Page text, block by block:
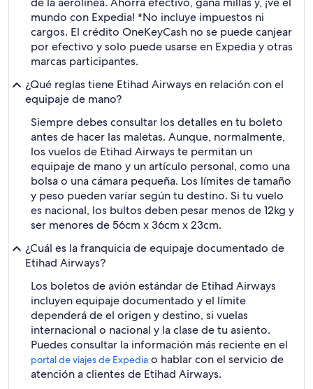
mundo con Expedia! *No incluye impuestos ni
cargos. El crédito OneKeyCash no se puede canjear
por efectivo y solo puede usarse en Expedia y otras
marcas participantes.
¿Qué reglas tiene Etihad Airways en relación con el
equipaje de mano?
Siempre debes consultar los detalles en tu boleto
antes de hacer las maletas. Aunque, normalmente,
los vuelos de Etihad Airways te permitan un
equipaje de mano y un artículo personal, como una
bolsa o una cámara pequeña. Los límites de tamaño
y peso pueden varíar según tu destino. Si tu vuelo
es nacional, los bultos deben pesar menos de 12kg y
ser menores de 56cm x 36cm x 23cm.
¿Cuál es la franquicia de equipaje documentado de
Etihad Airways?
Los boletos de avión estándar de Etihad Airways
incluyen equipaje documentado y el límite
dependerá de el origen y destino, si vuelas
internacional o nacional y la clase de tu asiento.
Puedes consultar la información más reciente en el
portal de viajes de Expedia o hablar con el servicio de
atención a clientes de Etihad Airways.